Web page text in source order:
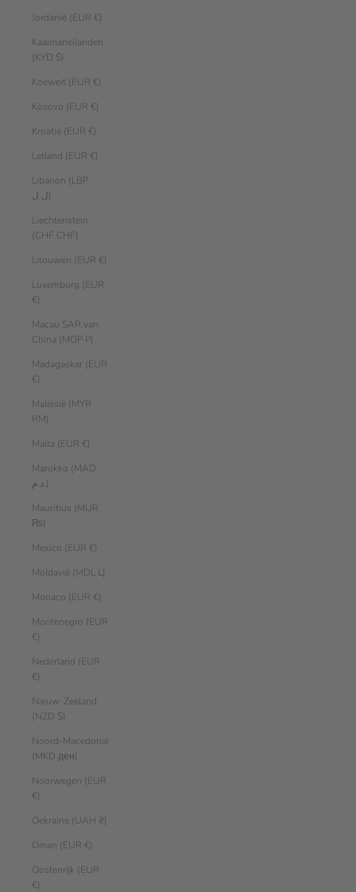
Jordanië (EUR €)
Kaaimaneilanden
(KYD $)
Koeweit (EUR €)
Kosovo (EUR €)
Kroatië (EUR €)
Letland (EUR €)
Libanon (LBP
ل.ل)
Liechtenstein
(CHF CHF)
Litouwen (EUR €)
Luxemburg (EUR
€)
Macau SAR van
China (MOP P)
Madagaskar (EUR
€)
Maleisië (MYR
RM)
Malta (EUR €)
Marokko (MAD
د.م.)
Mauritius (MUR
₨)
Mexico (EUR €)
Moldavië (MDL L)
Monaco (EUR €)
Montenegro (EUR
€)
Nederland (EUR
€)
Nieuw-Zeeland
(NZD $)
Noord-Macedonië
(MKD ден)
Noorwegen (EUR
€)
Oekraïne (UAH ₴)
Oman (EUR €)
Oostenrijk (EUR
€)